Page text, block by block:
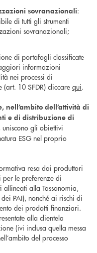
sovranazionali:
di tutti gli strumenti
sovranazionali;
di portafogli classificate
informazioni
nei processi di
(art. 10 SFDR) cliccare qui.
nell’ambito dell’attività di
e di distribuzione di
uniscono gli obiettivi
ESG nel proprio
resa dai produttori
per le preferenze di
allineati alla Tassonomia,
PAI), nonché ai rischi di
dei prodotti finanziari.
alla clientela
(ivi inclusa quella messa
del processo